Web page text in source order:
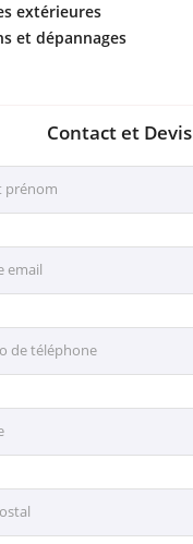
extérieures
et dépannages
Contact et Devis
prénom
email
de téléphone